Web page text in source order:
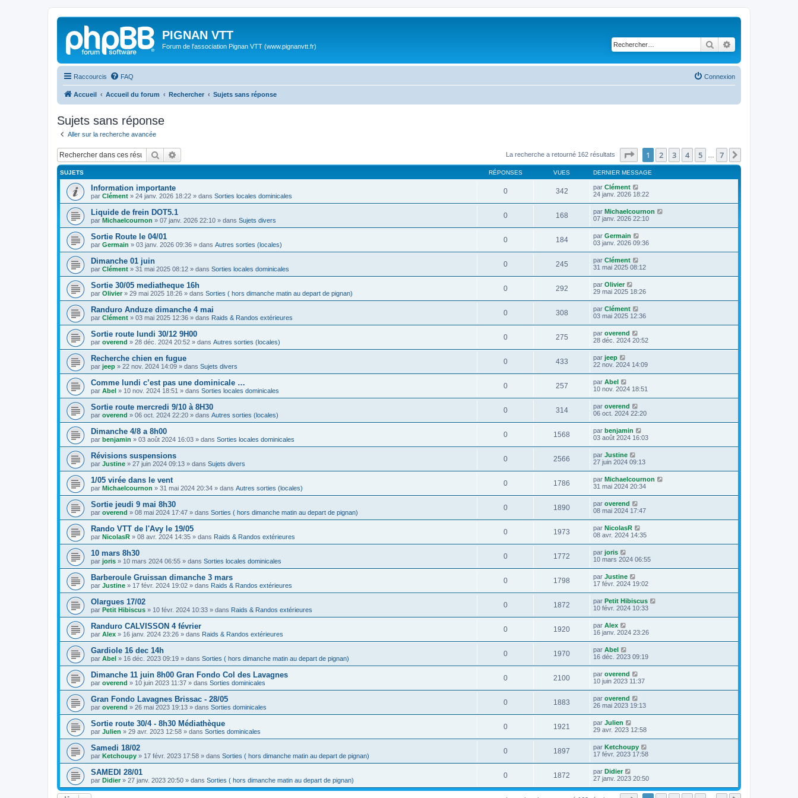
PIGNAN VTT
Forum de l'association Pignan VTT (www.pignanvtt.fr) Rechercher
Raccourcis FAQ Connexion
Accueil Accueil du forum Rechercher Sujets sans réponse
Sujets sans réponse
Aller sur la recherche avancée
Rechercher La recherche a retourné 162 résultats Page sur7
1 2 3 4 5 7
SUJETS RÉPONSES VUES DERNIER MESSAGE
Information importante
par Clément » 24 janv. 2026 18:22 » dans Sorties locales dominicales
0 342 par Clément
24 janv. 2026 18:22
Liquide de frein DOT5.1
par Michaelcournon » 07 janv. 2026 22:10 » dans Sujets divers
0 168 par Michaelcournon
07 janv. 2026 22:10
Sortie Route le 04/01
par Germain » 03 janv. 2026 09:36 » dans Autres sorties (locales)
0 184 par Germain
03 janv. 2026 09:36
Dimanche 01 juin
par Clément » 31 mai 2025 08:12 » dans Sorties locales dominicales
0 245 par Clément
31 mai 2025 08:12
Sortie 30/05 mediatheque 16h
par Olivier» 29 mai 2025 18:26 » dans Sorties ( hors dimanche matin au depart de pignan)
0 292 par Olivier
29 mai 2025 18:26
Randuro Anduze dimanche 4 mai
par Clément » 03 mai 2025 12:36 » dans Raids & Randos extérieures
0 308 par Clément
03 mai 2025 12:36
Sortie route lundi 30/12 9H00
par overend » 28 déc. 2024 20:52 » dans Autres sorties (locales)
0 275 par overend
28 déc. 2024 20:52
Recherche chien en fugue
par jeep » 22 nov. 2024 14:09 » dans Sujets divers
0 433 par jeep
22 nov. 2024 14:09
Comme lundi c’est pas une dominicale …
par Abel » 10 nov. 2024 18:51 » dans Sorties locales dominicales
0 257 par Abel
10 nov. 2024 18:51
Sortie route mercredi 9/10 à 8H30
par overend » 06 oct. 2024 22:20 » dans Autres sorties (locales)
0 314 par overend
06 oct. 2024 22:20
Dimanche 4/8 a 8h00
par benjamin » 03 août 2024 16:03 » dans Sorties locales dominicales
0 1568 par benjamin
03 août 2024 16:03
Révisions suspensions
par Justine » 27 juin 2024 09:13 » dans Sujets divers
0 2566 par Justine
27 juin 2024 09:13
1/05 virée dans le vent
par Michaelcournon » 31 mai 2024 20:34 » dans Autres sorties (locales)
0 1786 par Michaelcournon
31 mai 2024 20:34
Sortie jeudi 9 mai 8h30
par overend » 08 mai 2024 17:47 » dans Sorties ( hors dimanche matin au depart de pignan)
0 1890 par overend
08 mai 2024 17:47
Rando VTT de l'Avy le 19/05
par NicolasR » 08 avr. 2024 14:35 » dans Raids & Randos extérieures
0 1973 par NicolasR
08 avr. 2024 14:35
10 mars 8h30
par joris » 10 mars 2024 06:55 » dans Sorties locales dominicales
0 1772 par joris
10 mars 2024 06:55
Barberoule Gruissan dimanche 3 mars
par Justine » 17 févr. 2024 19:02 » dans Raids & Randos extérieures
0 1798 par Justine
17 févr. 2024 19:02
Olargues 17/02
par Petit Hibiscus » 10 févr. 2024 10:33 » dans Raids & Randos extérieures
0 1872 par Petit Hibiscus
10 févr. 2024 10:33
Randuro CALVISSON 4 février
par Alex » 16 janv. 2024 23:26 » dans Raids & Randos extérieures
0 1920 par Alex
16 janv. 2024 23:26
Gardiole 16 dec 14h
par Abel » 16 déc. 2023 09:19 » dans Sorties ( hors dimanche matin au depart de pignan)
0 1970 par Abel
16 déc. 2023 09:19
Dimanche 11 juin 8h00 Gran Fondo Col des Lavagnes
par overend » 10 juin 2023 11:37 » dans Sorties dominicales
0 2100 par overend
10 juin 2023 11:37
Gran Fondo Lavagnes Brissac - 28/05
par overend » 26 mai 2023 19:13 » dans Sorties dominicales
0 1883 par overend
26 mai 2023 19:13
Sortie route 30/4 - 8h30 Médiathèque
par Julien » 29 avr. 2023 12:58 » dans Sorties dominicales
0 1921 par Julien
29 avr. 2023 12:58
Samedi 18/02
par Ketchoupy » 17 févr. 2023 17:58 » dans Sorties ( hors dimanche matin au depart de pignan)
0 1897 par Ketchoupy
17 févr. 2023 17:58
SAMEDI 28/01
par Didier» 27 janv. 2023 20:50 » dans Sorties ( hors dimanche matin au depart de pignan)
0 1872 par Didier
27 janv. 2023 20:50